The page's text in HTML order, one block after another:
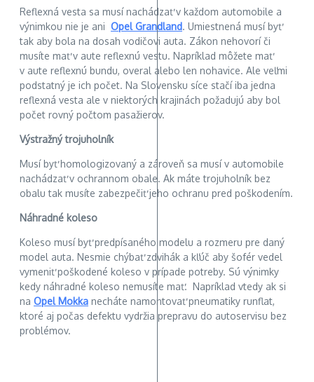
Reflexná vesta sa musí nachádzať v každom automobile a
výnimkou nie je ani Opel Grandland. Umiestnená musí byť
tak aby bola na dosah vodičovi auta. Zákon nehovorí či
musíte mať v aute reflexnú vestu. Napríklad môžete mať
v aute reflexnú bundu, overal alebo len nohavice. Ale veľmi
podstatný je ich počet. Na Slovensku síce stačí iba jedna
reflexná vesta ale v niektorých krajinách požadujú aby bol
počet rovný počtom pasažierov.
Výstražný trojuholník
Musí byť homologizovaný a zároveň sa musí v automobile
nachádzať v ochrannom obale. Ak máte trojuholník bez
obalu tak musíte zabezpečiť jeho ochranu pred poškodením.
Náhradné koleso
Koleso musí byť predpísaného modelu a rozmeru pre daný
model auta. Nesmie chýbať zdvihák a kľúč aby šofér vedel
vymeniť poškodené koleso v prípade potreby. Sú výnimky
kedy náhradné koleso nemusíte mať. Napríklad vtedy ak si
na Opel Mokka necháte namontovať pneumatiky runflat,
ktoré aj počas defektu vydržia prepravu do autoservisu bez
problémov.